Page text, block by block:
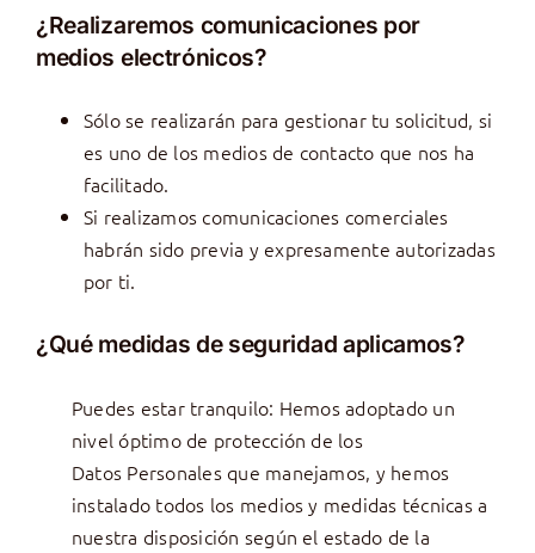
¿Realizaremos comunicaciones por
medios electrónicos?
Sólo se realizarán para gestionar tu solicitud, si
es uno de los medios de contacto que nos ha
facilitado.
Si realizamos comunicaciones comerciales
habrán sido previa y expresamente autorizadas
por ti.
¿Qué medidas de seguridad aplicamos?
Puedes estar tranquilo: Hemos adoptado un
nivel óptimo de protección de los
Datos Personales que manejamos, y hemos
instalado todos los medios y medidas técnicas a
nuestra disposición según el estado de la